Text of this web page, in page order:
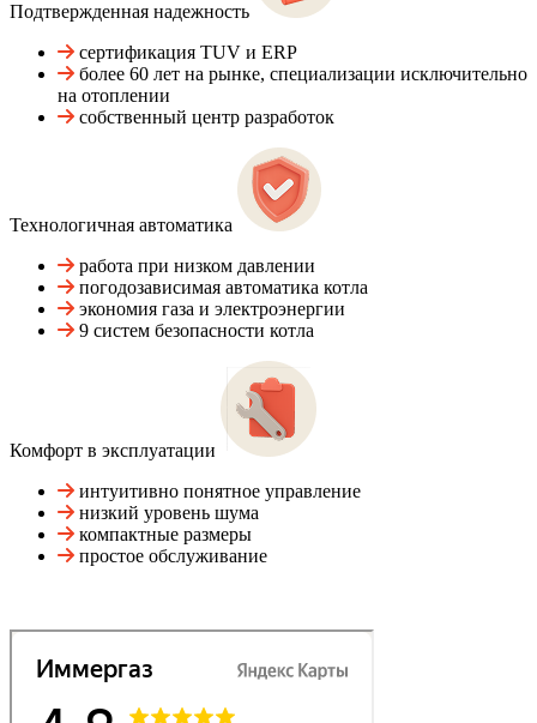
Подтвержденная надежность
сертификация TUV и ERP
более 60 лет на рынке, специализации исключительно
на отоплении
собственный центр разработок
Технологичная автоматика
работа при низком давлении
погодозависимая автоматика котла
экономия газа и электроэнергии
9 систем безопасности котла
Комфорт в эксплуатации
интуитивно понятное управление
низкий уровень шума
компактные размеры
простое обслуживание